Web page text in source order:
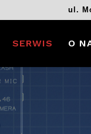
ul.
SERWIS O